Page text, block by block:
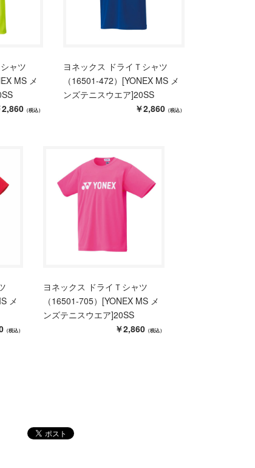
ャツ
MS メ
2,860 （税込）
ヨネックス ドライＴシャツ
（16501-472）[YONEX MS メ
ンズテニスウエア]20SS
￥2,860 （税込）
メ
（税込）
ヨネックス ドライＴシャツ
（16501-705）[YONEX MS メ
ンズテニスウエア]20SS
￥2,860 （税込）